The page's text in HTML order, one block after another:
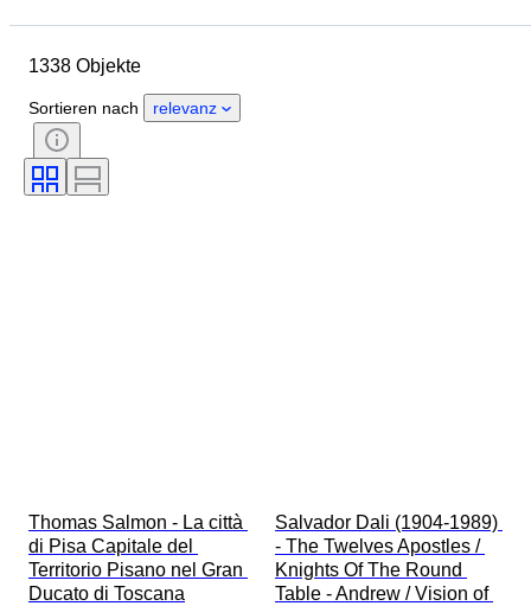
Thema
1338 Objekte
Sortieren nach relevanz
Thomas Salmon - La città
di Pisa Capitale del
Territorio Pisano nel Gran
Ducato di Toscana
Salvador Dali (1904-1989)
- The Twelves Apostles /
Knights Of The Round
Table - Andrew / Vision of